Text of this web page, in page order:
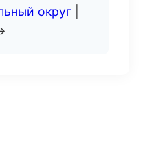
округ